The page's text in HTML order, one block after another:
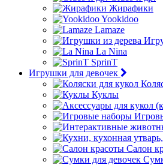
Жирафики
Yookidoo
Lamaze
La Nina
SprinT
Игрушки для девочек
Куклы
Салон